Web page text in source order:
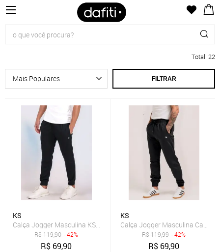
Total: 22
FILTRAR
KS
Calça Jogger Masculina KS Slim Tecido Dry Fit Treino Academia
R$119,90 - 42%
R$ 69,90
KS
Calça Jogger Masculina Casual
R$119,99 - 42%
R$ 69,90